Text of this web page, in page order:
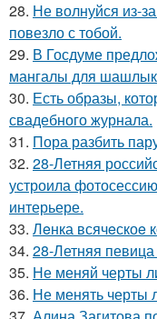
28. Не волнуйся из-
повезло с тобой.
29. В Госдуме
мангалы для
30. Есть образы,
свадебного журнала.
31. Пора разбить
32. 28-Летняя
устроила
интерьере.
33. Лeнка всячeскоe
34. 28-Летняя
35. Не меняй черты
36. Не менять черты